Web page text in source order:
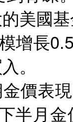
美國
增長
。
價表
半月